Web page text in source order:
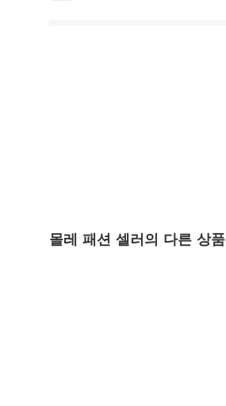
몰레 패션 셀러의 다른 상품